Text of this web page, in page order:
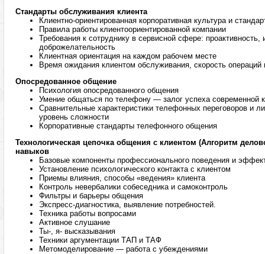
Стандарты обслуживания клиента
Клиентно-ориентированная корпоративная культура и
Правила работы клиентоориентированной компании
Требования к сотруднику в сервисной сфере:
доброжелательность
Клиентная ориентация на каждом рабочем месте
Время ожидания клиентом обслуживания, скорость операций
Опосредованное общение
Психология опосредованного общения
Умение общаться по телефону — залог успеха современной
Сравнительные характеристики телефонных переговоров и
уровень сложности
Корпоративные стандарты телефонного общения
Технологическая цепочка общения с клиентом (Алгоритм
навыков
Базовые компоненты профессионального поведения и
Установление психологического контакта с клиентом
Приемы влияния, способы «ведения» клиента
Контроль невербалики собеседника и самоконтроль
Фильтры и барьеры общения
Экспресс-диагностика, выявление потребностей.
Техника работы вопросами
Активное слушание
Ты-, я- высказывания
Техники аргументации ТАП и ТАФ
Метомоделирование — работа с убеждениями